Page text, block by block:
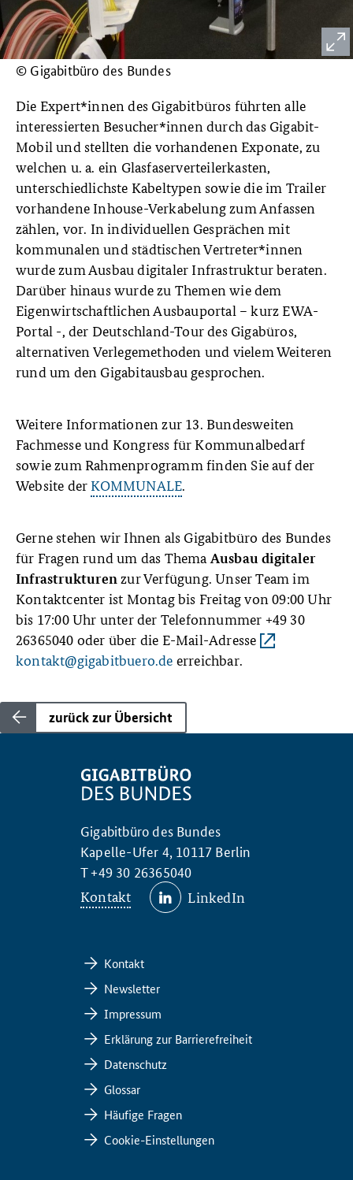
© Gigabitbüro des Bundes
Die Expert*innen des Gigabitbüros führten alle
interessierten Besucher*innen durch das Gigabit-
Mobil und stellten die vorhandenen Exponate, zu
welchen u. a. ein Glasfaserverteilerkasten,
unterschiedlichste Kabeltypen sowie die im Trailer
vorhandene Inhouse-Verkabelung zum Anfassen
zählen, vor. In individuellen Gesprächen mit
kommunalen und städtischen Vertreter*innen
wurde zum Ausbau digitaler Infrastruktur beraten.
Darüber hinaus wurde zu Themen wie dem
Eigenwirtschaftlichen Ausbauportal – kurz EWA-
Portal -, der Deutschland-Tour des Gigabüros,
alternativen Verlegemethoden und vielem Weiteren
rund um den Gigabitausbau gesprochen.
Weitere Informationen zur 13. Bundesweiten
Fachmesse und Kongress für Kommunalbedarf
sowie zum Rahmenprogramm finden Sie auf der
Website der KOMMUNALE.
Gerne stehen wir Ihnen als Gigabitbüro des Bundes
für Fragen rund um das Thema Ausbau digitaler
Infrastrukturen zur Verfügung. Unser Team im
Kontaktcenter ist Montag bis Freitag von 09:00 Uhr
bis 17:00 Uhr unter der Telefonnummer +49 30
26365040 oder über die E-Mail-Adresse
kontakt@gigabitbuero.de erreichbar.
zurück zur Übersicht
Gigabitbüro des Bundes
Kapelle-Ufer 4, 10117 Berlin
T +49 30 26365040
Kontakt LinkedIn
Kontakt
Newsletter
Impressum
Erklärung zur Barrierefreiheit
Datenschutz
Glossar
Häufige Fragen
Cookie-Einstellungen